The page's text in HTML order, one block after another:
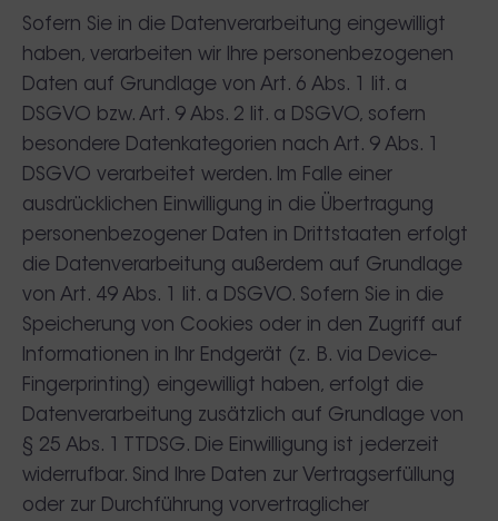
Sofern Sie in die Datenverarbeitung eingewilligt
haben, verarbeiten wir Ihre personenbezogenen
Daten auf Grundlage von Art. 6 Abs. 1 lit. a
DSGVO bzw. Art. 9 Abs. 2 lit. a DSGVO, sofern
besondere Datenkategorien nach Art. 9 Abs. 1
DSGVO verarbeitet werden. Im Falle einer
ausdrücklichen Einwilligung in die Übertragung
personenbezogener Daten in Drittstaaten erfolgt
die Datenverarbeitung außerdem auf Grundlage
von Art. 49 Abs. 1 lit. a DSGVO. Sofern Sie in die
Speicherung von Cookies oder in den Zugriff auf
Informationen in Ihr Endgerät (z. B. via Device-
Fingerprinting) eingewilligt haben, erfolgt die
Datenverarbeitung zusätzlich auf Grundlage von
§ 25 Abs. 1 TTDSG. Die Einwilligung ist jederzeit
widerrufbar. Sind Ihre Daten zur Vertragserfüllung
oder zur Durchführung vorvertraglicher